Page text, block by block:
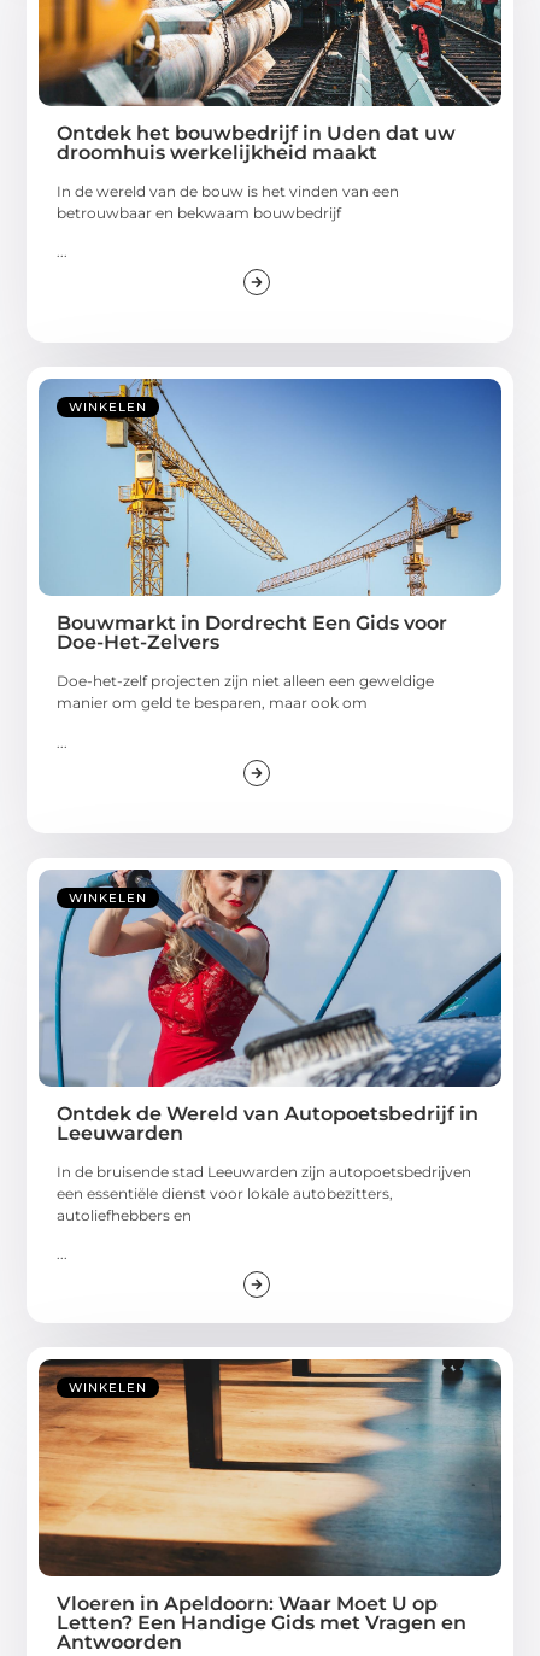
Ontdek het bouwbedrijf in Uden dat uw
droomhuis werkelijkheid maakt
In de wereld van de bouw is het vinden van een
betrouwbaar en bekwaam bouwbedrijf
...
WINKELEN
Bouwmarkt in Dordrecht Een Gids voor
Doe-Het-Zelvers
Doe-het-zelf projecten zijn niet alleen een geweldige
manier om geld te besparen, maar ook om
WINKELEN
Ontdek de Wereld van Autopoetsbedrijf in
Leeuwarden
In de bruisende stad Leeuwarden zijn autopoetsbedrijven
een essentiële dienst voor lokale autobezitters,
autoliefhebbers en
...
WINKELEN
Vloeren in Apeldoorn: Waar Moet U op
Letten? Een Handige Gids met Vragen en
Antwoorden